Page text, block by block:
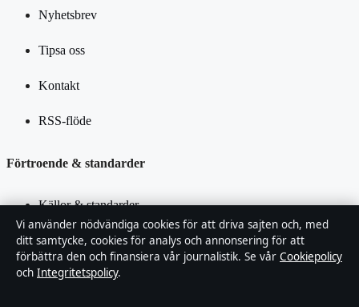
Nyhetsbrev
Tipsa oss
Kontakt
RSS-flöde
Förtroende & standarder
Källor & standarder
Redaktionell policy
Rättelsepolicy
Vi använder nödvändiga cookies för att driva sajten och, med
ditt samtycke, cookies för analys och annonsering för att
förbättra den och finansiera vår journalistik. Se vår Cookiepolicy
och Integritetspolicy.